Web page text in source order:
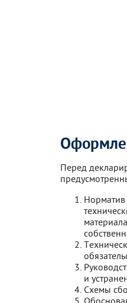
Перед
Норматив
и
Схемы